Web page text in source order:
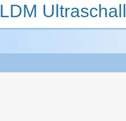
LDM Ultraschall